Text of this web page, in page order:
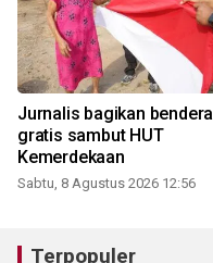
Jurnalis bagikan bendera
gratis sambut HUT
Kemerdekaan
Sabtu, 8 Agustus 2026 12:56
Terpopuler